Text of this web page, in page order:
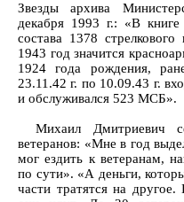
Звезды архива
декабря 1993 г.: «В книге
состава 1378
1943 год значится
1924 года рождения,
23.11.42 г. по 10.09.43 г.
и обслуживался 523 МСБ».
Михаил Дмитриевич
ветеранов: «Мне в год
мог ездить к ветеранам,
по сути». «А деньги,
части тратятся на